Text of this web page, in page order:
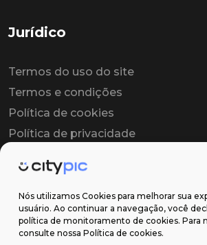
Nós utilizamos Cookies para melhorar sua
usuário. Ao continuar a navegação, você
política de monitoramento de cookies. Para
consulte nossa Política de cookies.
Jurídico
Termos do uso do site
Termos e condições
Política de cookies
Política de privacidade
Contrato de licença
Suporte